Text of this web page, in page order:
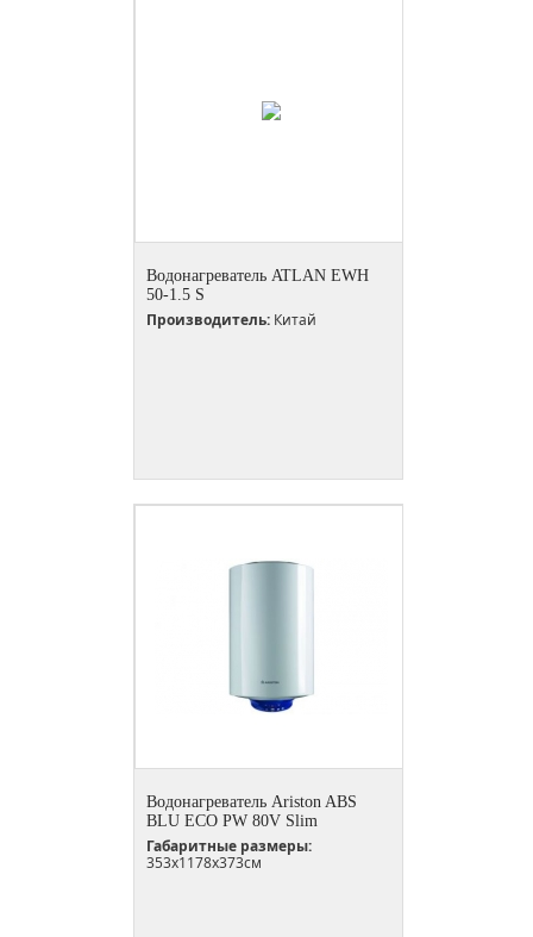
Водонагреватель ATLAN EWH
50-1.5 S
Производитель: Китай
Водонагреватель Ariston ABS
BLU ECO PW 80V Slim
Габаритные размеры:
353x1178x373см